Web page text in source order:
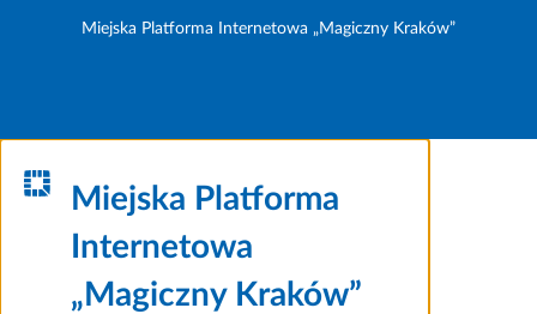
Miejska Platforma Internetowa „Magiczny Kraków”
Miejska Platforma
Internetowa
„Magiczny Kraków”